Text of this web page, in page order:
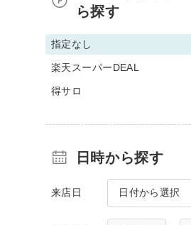
ら探す
指定なし
楽天スーパーDEAL
得サロ
日時から探す
来店日 日付から選択